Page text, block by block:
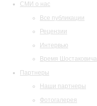
СМИ о нас
Все публикации
Рецензии
Интервью
Время Шостаковича
Партнеры
Наши партнеры
Фотогалерея